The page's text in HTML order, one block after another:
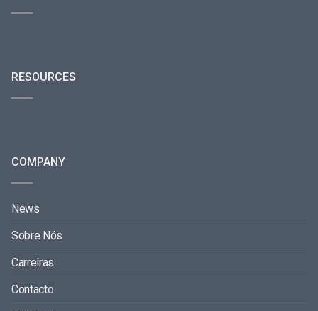
RESOURCES
COMPANY
News
Sobre Nós
Carreiras
Contacto